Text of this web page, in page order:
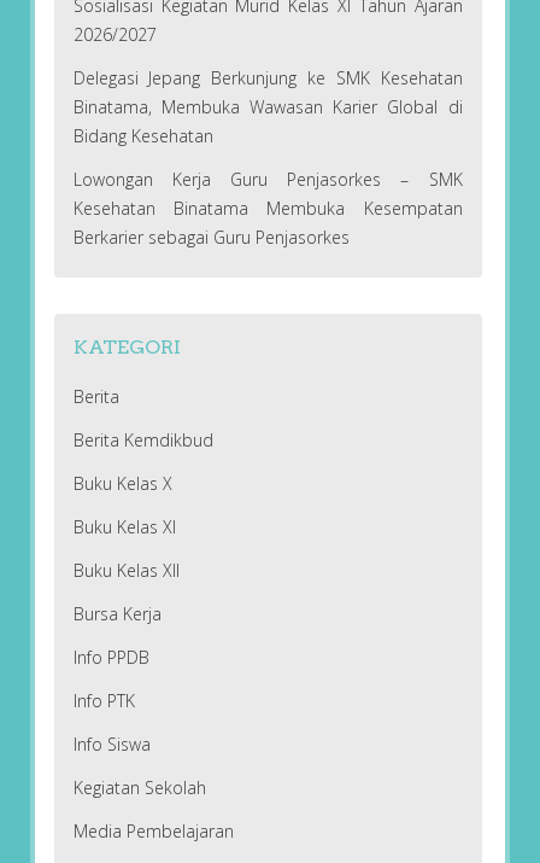
Sosialisasi Kegiatan Murid Kelas XI Tahun Ajaran
2026/2027
Delegasi Jepang Berkunjung ke SMK Kesehatan
Binatama, Membuka Wawasan Karier Global di
Bidang Kesehatan
Lowongan Kerja Guru Penjasorkes – SMK
Kesehatan Binatama Membuka Kesempatan
Berkarier sebagai Guru Penjasorkes
KATEGORI
Berita
Berita Kemdikbud
Buku Kelas X
Buku Kelas XI
Buku Kelas XII
Bursa Kerja
Info PPDB
Info PTK
Info Siswa
Kegiatan Sekolah
Media Pembelajaran